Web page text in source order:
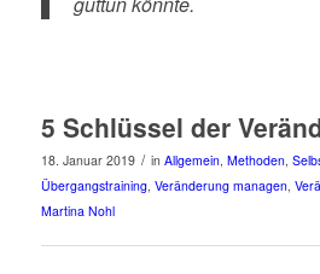
5 Schlüssel der
18. Januar 2019 / in Allgemein, Methoden,
Übergangstraining, Veränderung managen,
Martina Nohl